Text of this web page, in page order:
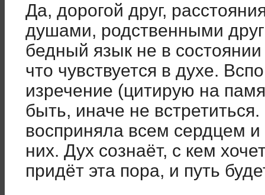
Да, дорогой друг,
душами, родственными
бедный язык не в
что чувствуется в духе.
изречение (цитирую на
быть, иначе не
восприняла всем сердцем
них. Дух сознаёт, с кем
придёт эта пора, и путь